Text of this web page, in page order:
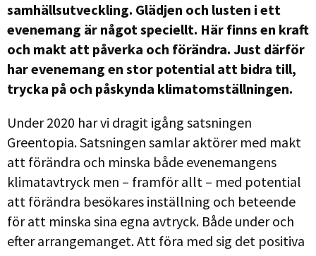
samhällsutveckling. Glädjen och lusten i ett
evenemang är något speciellt. Här finns en kraft
och makt att påverka och förändra. Just därför
har evenemang en stor potential att bidra till,
trycka på och påskynda klimatomställningen.
Under 2020 har vi dragit igång satsningen
Greentopia. Satsningen samlar aktörer med makt
att förändra och minska både evenemangens
klimatavtryck men – framför allt – med potential
att förändra besökares inställning och beteende
för att minska sina egna avtryck. Både under och
efter arrangemanget. Att föra med sig det positiva